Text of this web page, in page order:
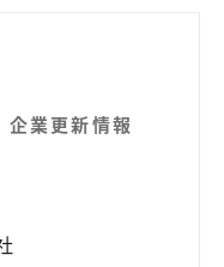
企業更新情報